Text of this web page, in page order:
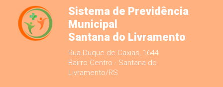
Sistema de Previdência
Municipal
Santana do Livramento
Rua Duque de Caxias, 1644
Bairro Centro - Santana do
Livramento/RS